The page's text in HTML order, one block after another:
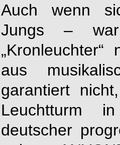
Auch wenn
Jungs –
aus
garantiert
Leuchtturm
deutscher